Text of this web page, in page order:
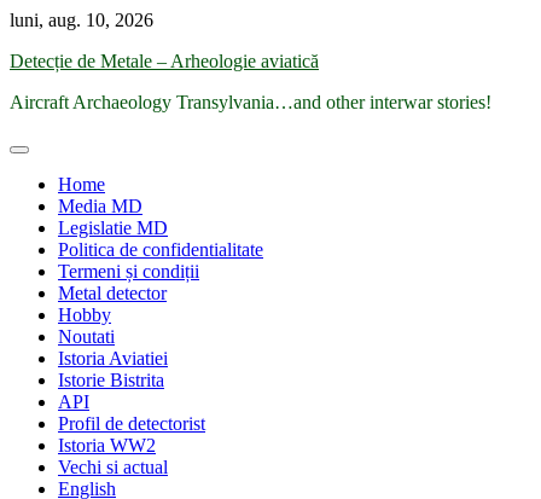
Skip
content
luni, aug. 10, 2026
Detecție de Metale – Arheologie aviatică
Aircraft Archaeology Transylvania…and other interwar stories!
Home
Media MD
Legislatie MD
Politica de confidentialitate
Termeni și condiții
Metal detector
Hobby
Noutati
Istoria Aviatiei
Istorie Bistrita
API
Profil de detectorist
Istoria WW2
Vechi si actual
English